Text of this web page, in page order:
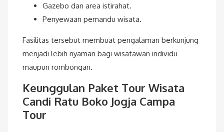
Gazebo dan area istirahat.
Penyewaan pemandu wisata.
Fasilitas tersebut membuat pengalaman berkunjung
menjadi lebih nyaman bagi wisatawan individu
maupun rombongan.
Keunggulan Paket Tour Wisata
Candi Ratu Boko Jogja Campa
Tour